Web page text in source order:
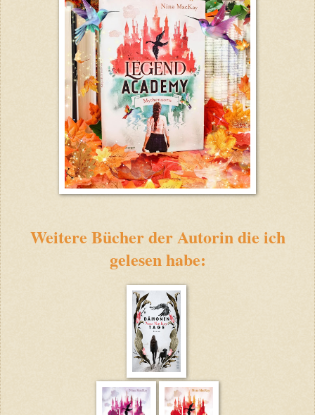
Weitere Bücher der Autorin die ich
gelesen habe: